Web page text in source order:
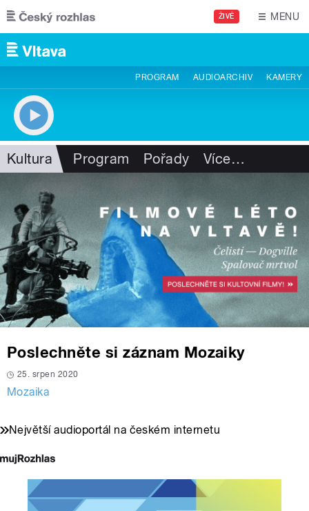
Přejít k hlavnímu obsahu
ŽIVĚ MENU
PROGRAM AUDIOARCHIV KAMERY
Kultura Program Pořady Více…
Poslechněte si záznam Mozaiky
25. srpen 2020
Mozaika
Největší audioportál na českém internetu